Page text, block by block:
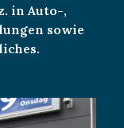
in Auto-,
sowie